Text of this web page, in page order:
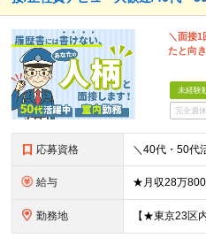
＼面接1
たと向
未経験
完全週
応募資格
給与
勤務地